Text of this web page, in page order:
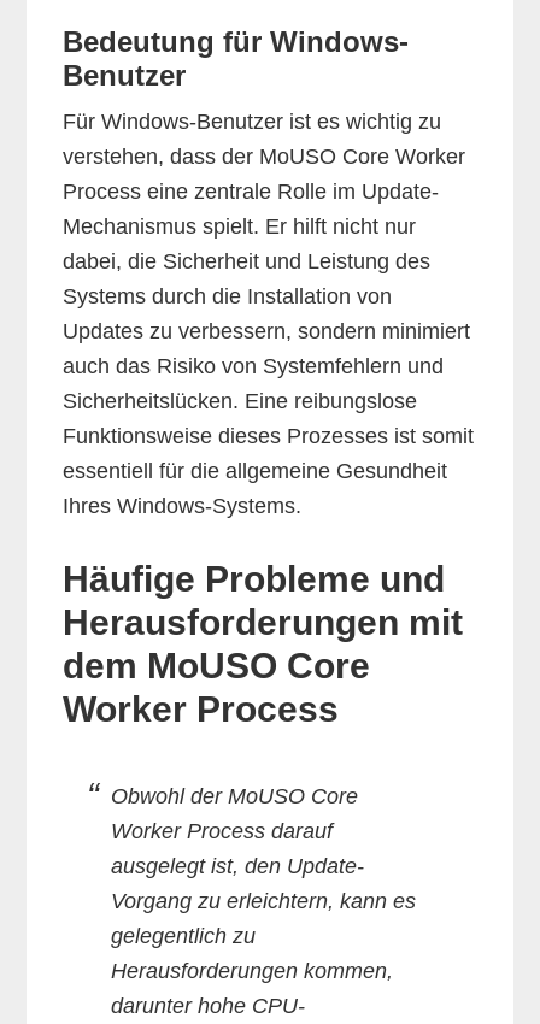
Bedeutung für Windows-
Benutzer
Für Windows-Benutzer ist es wichtig zu
verstehen, dass der MoUSO Core Worker
Process eine zentrale Rolle im Update-
Mechanismus spielt. Er hilft nicht nur
dabei, die Sicherheit und Leistung des
Systems durch die Installation von
Updates zu verbessern, sondern minimiert
auch das Risiko von Systemfehlern und
Sicherheitslücken. Eine reibungslose
Funktionsweise dieses Prozesses ist somit
essentiell für die allgemeine Gesundheit
Ihres Windows-Systems.
Häufige Probleme und
Herausforderungen mit
dem MoUSO Core
Worker Process
Obwohl der MoUSO Core
Worker Process darauf
ausgelegt ist, den Update-
Vorgang zu erleichtern, kann es
gelegentlich zu
Herausforderungen kommen,
darunter hohe CPU-